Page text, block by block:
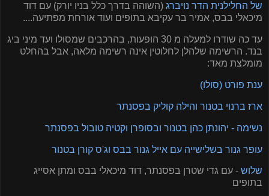
של החלילנית הדר נויברג (השוהה בדרך כלל בניו יורק) עם דוד
מיכאלי בבס, אמיר בר עקיבא בתופים ועוד אורחת מפתיעה....
עד כה שודרו למעלה מ 30 הופעות, בהרכבים שמסולו ועד מיני ביג
בנד. הרשימה שלהלן לחלוטין אינה רשימה מלאה, אבל בהחלט
מומלצת מאד:
ענת פורט (סולו)
ארז ברנוי בטנור והילה קוליק בפסנתר
נשימה - יהונתן כהן בטנור ובסופרן וקטיה טובול בפסנתר
עופר גנור בשלישייה עם אייל גנור בבס וג'ס קורן בטנור
שלוש - עם גדי שטרן בפסנתר, דוד מיכאלי בבס ומתן אסייג
בתופים